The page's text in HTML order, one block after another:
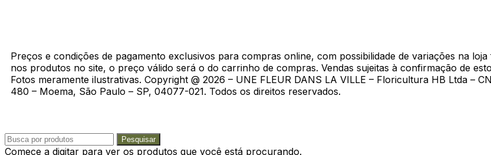
Preços e condições de pagamento exclusivos para compras online, com possibilidade de variações na
nos produtos no site, o preço válido será o do carrinho de compras. Vendas sujeitas à confirmação de
Fotos meramente ilustrativas. Copyright @ 2026 – UNE FLEUR DANS LA VILLE – Floricultura HB Ltda –
480 – Moema, São Paulo – SP, 04077-021. Todos os direitos reservados.
Pesquisar
Comece a digitar para ver os produtos que você está procurando.